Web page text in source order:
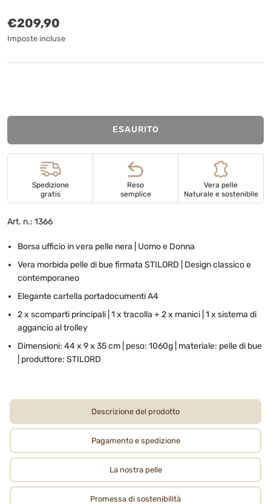
Prezzo normale
€209,90
Imposte incluse
ESAURITO
Spedizione
gratis
Reso
semplice
Vera pelle
Naturale e sostenibile
Art. n.: 1366
Borsa ufficio in vera pelle nera | Uomo e Donna
Vera morbida pelle di bue firmata STILORD | Design classico e
contemporaneo
Elegante cartella portadocumenti A4
2 x scomparti principali | 1 x tracolla + 2 x manici | 1 x sistema di
aggancio al trolley
Dimensioni: 44 x 9 x 35 cm | peso: 1060g | materiale: pelle di bue
| produttore: STILORD
Descrizione del prodotto
Pagamento e spedizione
La nostra pelle
Promessa di sostenibilità